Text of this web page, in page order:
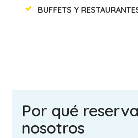
BUFFETS Y
Por qué
nosotros